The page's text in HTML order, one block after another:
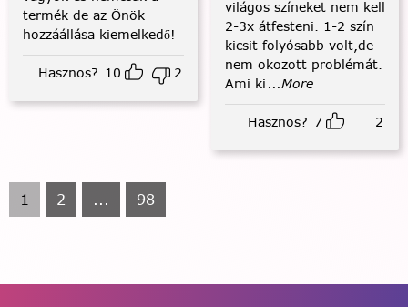
termék de az Önök
hozzáállása kiemelkedő!
Hasznos? 10 2
világos színeket nem kell
2-3x átfesteni. 1-2 szín
kicsit folyósabb volt,de
nem okozott problémát.
Ami ki ...More
Hasznos? 7 2
1 2 ... 98